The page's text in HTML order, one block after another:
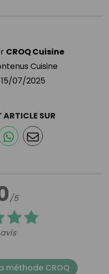
CROQ Cuisine
Cuisine
15/07/2025
/5
ARTICLE SUR
méthode CROQ